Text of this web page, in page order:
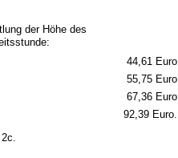
der Höhe des
44,61 Euro
55,75 Euro
67,36 Euro
92,39 Euro.